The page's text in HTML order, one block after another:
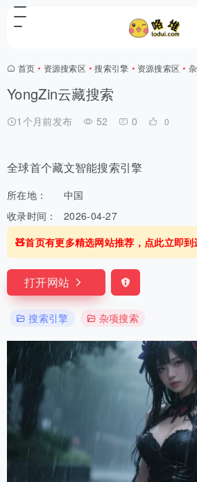
首页 • 资源搜索区 • 搜索引擎 • 资源搜索区 •
YongZin云藏搜索
1个月前发布 52 0 0
全球首个藏文智能搜索引擎
所在地：
中国
收录时间：
2026-04-27
🧸首页有更多精选网站推荐，点此立即到
打开网站
搜索引擎 杂项搜索